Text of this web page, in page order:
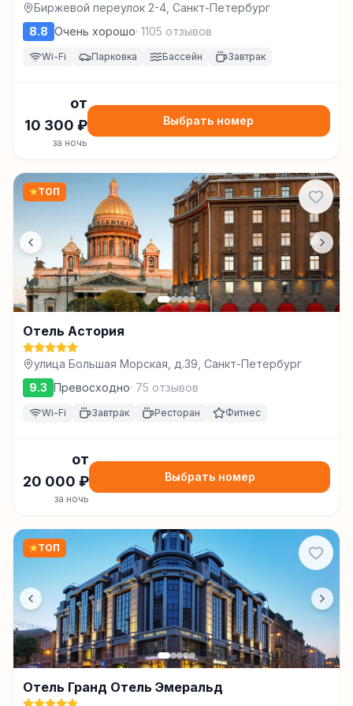
Биржевой переулок 2-4, Санкт-Петербург
8.8 Очень хорошо· 1105 отзывов
Wi-Fi Парковка Бассейн Завтрак
от
10 300 ₽
за ночь
Выбрать номер
★ТОП
Отель Астория
улица Большая Морская, д.39, Санкт-Петербург
9.3 Превосходно· 75 отзывов
Wi-Fi Завтрак Ресторан Фитнес
от
20 000 ₽
за ночь
Выбрать номер
★ТОП
Отель Гранд Отель Эмеральд